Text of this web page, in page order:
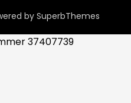
bySuperbThemes
37407739